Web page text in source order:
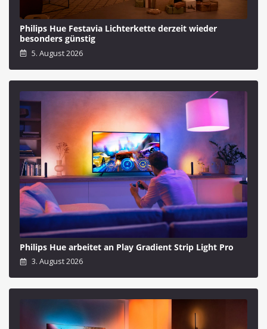
Philips Hue Festavia Lichterkette derzeit wieder
besonders günstig
5. August 2026
Philips Hue arbeitet an Play Gradient Strip Light Pro
3. August 2026